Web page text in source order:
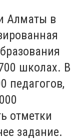
Алматы в
школах. В
педагогов,
отметки
задание.